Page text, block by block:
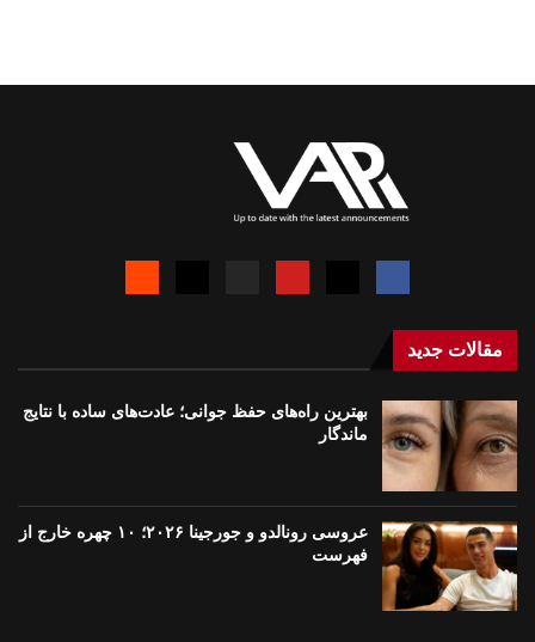
مقالات جدید
بهترین راه‌های حفظ جوانی؛ عادت‌های ساده با نتایج
ماندگار
عروسی رونالدو و جورجینا ۲۰۲۶؛ ۱۰ چهره خارج از
فهرست